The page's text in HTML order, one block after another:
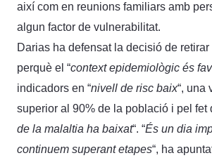
així com en reunions familiars amb
algun factor de vulnerabilitat.
Darias ha defensat la decisió de
perquè el “context epidemiològic és
indicadors en “nivell de risc baix“, una
superior al 90% de la població i pel fet
de la malaltia ha baixat“. “És un dia
continuem superant etapes“, ha